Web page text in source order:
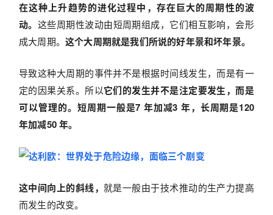
在这种上升趋势的进化过程中，存在巨大的周期性的波
动。 这些周期性波动由短周期组成，它们相互影响，会形
成大周期。 这个大周期就是我们所说的好年景和坏年景。
导致这种大周期的事件并不是根据时间线发生，而是有一
定的因果关系。所以它们的发生并不是注定要发生，而是
可以管理的。短周期一般是7 年加减3 年，长周期是120
年加减50 年。
这中间向上的斜线，就是一般由于技术推动的生产力提高
而发生的改变。